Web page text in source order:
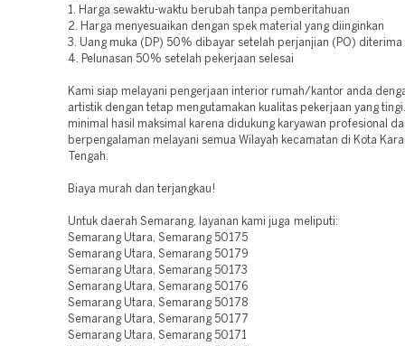
1. Harga sewaktu-waktu berubah tanpa pemberitahuan
2. Harga menyesuaikan dengan spek material yang diinginkan
3. Uang muka (DP) 50% dibayar setelah perjanjian (PO) diterima
4. Pelunasan 50% setelah pekerjaan selesai
Kami siap melayani pengerjaan interior rumah/kantor anda
artistik dengan tetap mengutamakan kualitas pekerjaan yang
minimal hasil maksimal karena didukung karyawan profesional
berpengalaman melayani semua Wilayah kecamatan di Kota
Tengah.
Biaya murah dan terjangkau!
Untuk daerah Semarang, layanan kami juga meliputi:
Semarang Utara, Semarang 50175
Semarang Utara, Semarang 50179
Semarang Utara, Semarang 50173
Semarang Utara, Semarang 50176
Semarang Utara, Semarang 50178
Semarang Utara, Semarang 50177
Semarang Utara, Semarang 50171